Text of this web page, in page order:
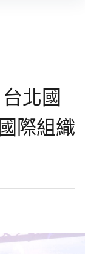
北國
際組織